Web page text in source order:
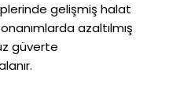
gelişmiş halat
azaltılmış
güverte